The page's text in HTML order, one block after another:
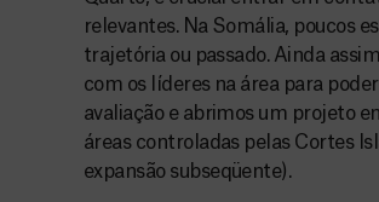
relevantes. Na Somália, poucos
trajetória ou passado. Ainda
com os líderes na área para
avaliação e abrimos um projeto
áreas controladas pelas Cortes
expansão subseqüente).